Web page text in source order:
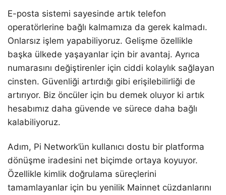
E-posta sistemi sayesinde artık telefon
operatörlerine bağlı kalmamıza da gerek kalmadı.
Onlarsız işlem yapabiliyoruz. Gelişme özellikle
başka ülkede yaşayanlar için bir avantaj. Ayrıca
numarasını değiştirenler için ciddi kolaylık sağlayan
cinsten. Güvenliği artırdığı gibi erişilebilirliği de
artırıyor. Biz öncüler için bu demek oluyor ki artık
hesabımız daha güvende ve sürece daha bağlı
kalabiliyoruz.
Adım, Pi Network’ün kullanıcı dostu bir platforma
dönüşme iradesini net biçimde ortaya koyuyor.
Özellikle kimlik doğrulama süreçlerini
tamamlayanlar için bu yenilik Mainnet cüzdanlarını